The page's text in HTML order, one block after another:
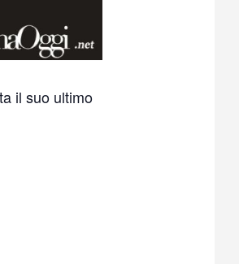
il suo ultimo